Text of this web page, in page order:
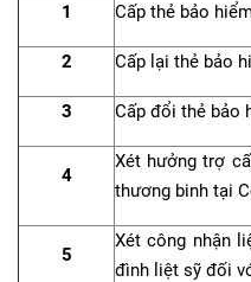
1 Cấp thẻ bảo
2 Cấp lại thẻ bảo
3 Cấp đổi thẻ bảo
4
Xét hưởng trợ
thương binh tại
5
Xét công nhận
đình liệt sỹ đối